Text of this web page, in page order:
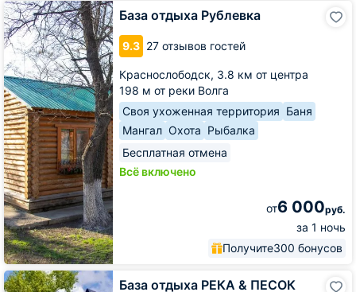
База отдыха Рублевка
9.3 27 отзывов гостей
Краснослободск, 3.8 км от центра
198 м от реки Волга
Своя ухоженная территория Баня
Мангал Охота Рыбалка
Бесплатная отмена
Всё включено
от6 000руб.
за 1 ночь
Получите300 бонусов
База
отдыха
Рублевка
База отдыха РЕКА & ПЕСОК
База